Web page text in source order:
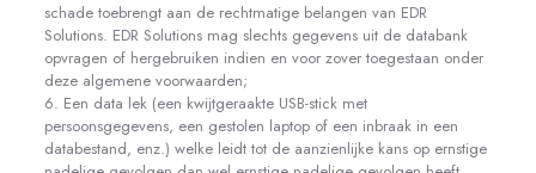
schade toebrengt aan de rechtmatige belangen van EDR
Solutions. EDR Solutions mag slechts gegevens uit de databank
opvragen of hergebruiken indien en voor zover toegestaan onder
deze algemene voorwaarden;
6. Een data lek (een kwijtgeraakte USB-stick met
persoonsgegevens, een gestolen laptop of een inbraak in een
databestand, enz.) welke leidt tot de aanzienlijke kans op ernstige